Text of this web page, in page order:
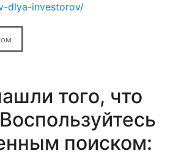
dlya-investorov/
того, что
поиском: